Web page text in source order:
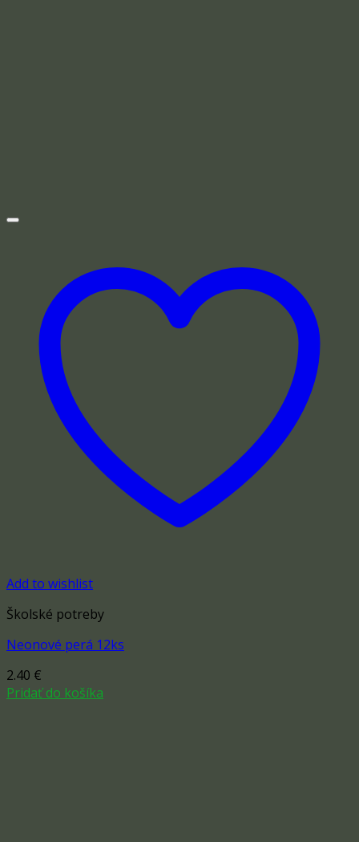
Add to wishlist
Školské potreby
Neonové perá 12ks
2.40 €
Pridať do košíka